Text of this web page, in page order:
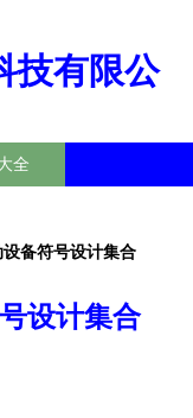
技有限公
全
备符号设计集合
设计集合